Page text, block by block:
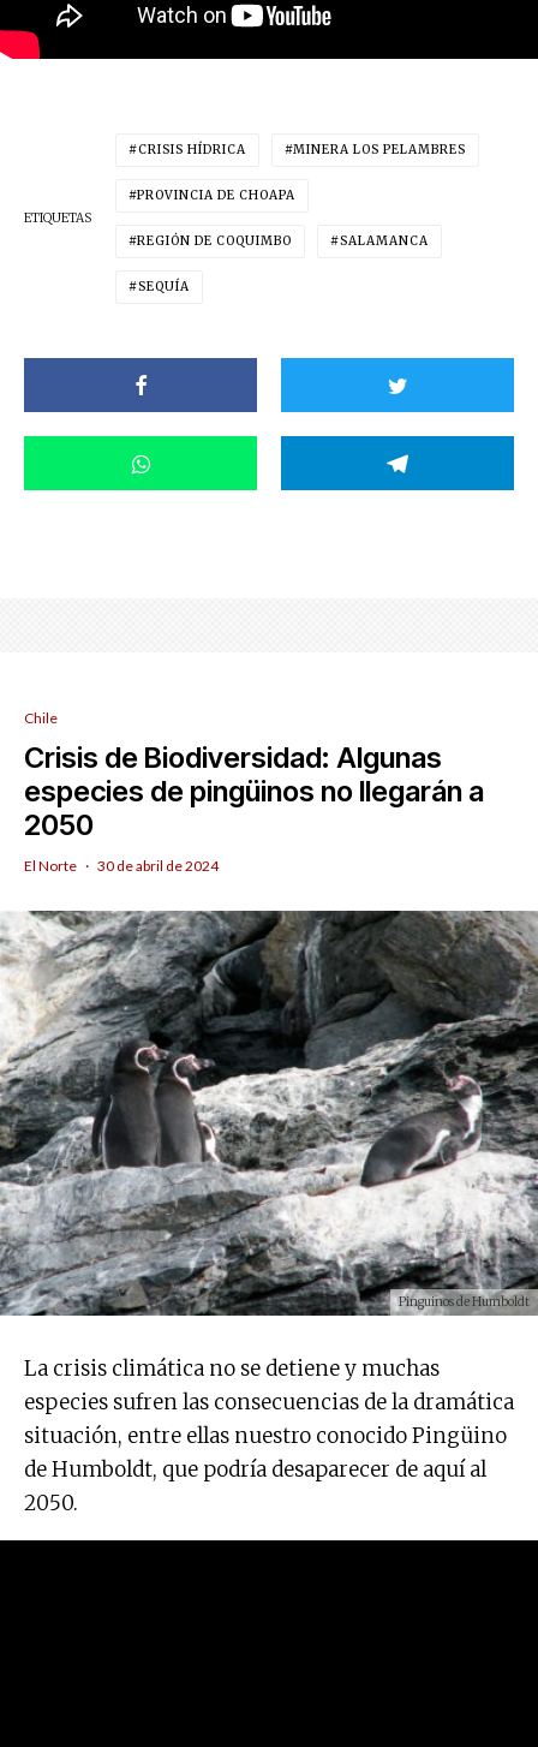
ETIQUETAS
CRISIS HÍDRICA MINERA LOS PELAMBRES
PROVINCIA DE CHOAPA
REGIÓN DE COQUIMBO SALAMANCA
SEQUÍA
Chile
Crisis de Biodiversidad: Algunas
especies de pingüinos no llegarán a
2050
El Norte · 30 de abril de 2024
Pinguinos de Humboldt
La crisis climática no se detiene y muchas
especies sufren las consecuencias de la dramática
situación, entre ellas nuestro conocido Pingüino
de Humboldt, que podría desaparecer de aquí al
2050.